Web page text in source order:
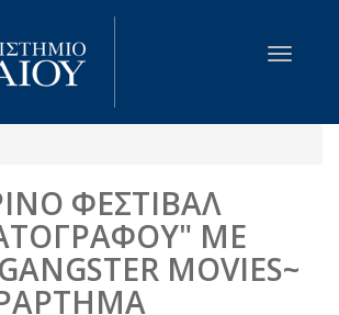
περιεχόμενο
Toggle
ΦΕΣΤΙΒΑΛ
ΜΕ
MOVIES~